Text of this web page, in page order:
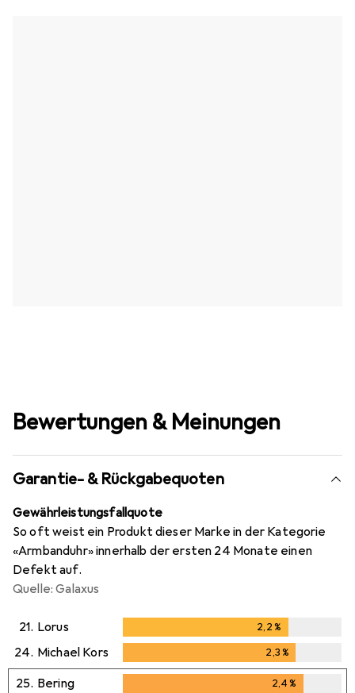
Bewertungen & Meinungen
Garantie- & Rückgabequoten
Gewährleistungsfallquote
So oft weist ein Produkt dieser Marke in der Kategorie
«Armbanduhr» innerhalb der ersten 24 Monate einen
Defekt auf.
Quelle: Galaxus
21. Lorus 2,2%
24. Michael Kors 2,3%
25. Bering 2,4%